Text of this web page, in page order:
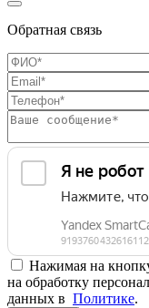
Обратная связь
Нажимая на
на обработку
данных в Политике.